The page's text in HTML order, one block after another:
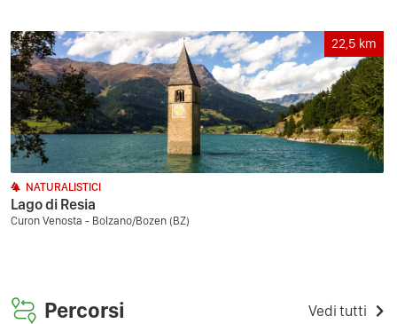
22,5 km
NATURALISTICI
Lago di Resia
Curon Venosta - Bolzano/Bozen (BZ)
Percorsi Vedi tutti